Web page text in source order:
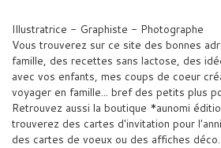
Illustratrice - Graphiste - Photographe
Vous trouverez sur ce site des bonnes
famille, des recettes sans lactose, des
avec vos enfants, mes coups de coeur
voyager en famille... bref des petits plus
Retrouvez aussi la boutique *aunomi
trouverez des cartes d'invitation pour
des cartes de voeux ou des affiches déco.